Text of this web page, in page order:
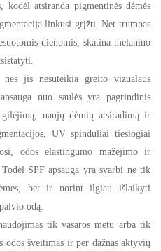
atsiranda pigmentinės dėmės
linkusi grįžti. Net trumpas
dienomis, skatina melanino
nes jis nesuteikia greito vizualaus
nuo saulės yra pagrindinis
gilėjimą, naujų dėmių atsiradimą ir
UV spinduliai tiesiogiai
odos elastingumo mažėjimo ir
SPF apsauga yra svarbi ne tik
bet ir norint ilgiau išlaikyti
odą.
tik vasaros metu arba tik
odos šveitimas ir per dažnas aktyvių